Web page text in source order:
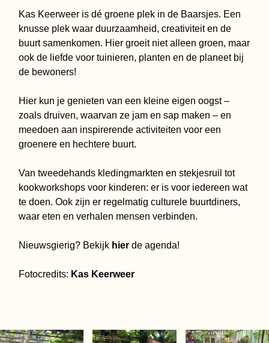
Kas Keerweer is dé groene plek in de Baarsjes. Een
knusse plek waar duurzaamheid, creativiteit en de
buurt samenkomen. Hier groeit niet alleen groen, maar
ook de liefde voor tuinieren, planten en de planeet bij
de bewoners!
Hier kun je genieten van een kleine eigen oogst –
zoals druiven, waarvan ze jam en sap maken – en
meedoen aan inspirerende activiteiten voor een
groenere en hechtere buurt.
Van tweedehands kledingmarkten en stekjesruil tot
kookworkshops voor kinderen: er is voor iedereen wat
te doen. Ook zijn er regelmatig culturele buurtdiners,
waar eten en verhalen mensen verbinden.
Nieuwsgierig? Bekijk hier de agenda!
Fotocredits: Kas Keerweer